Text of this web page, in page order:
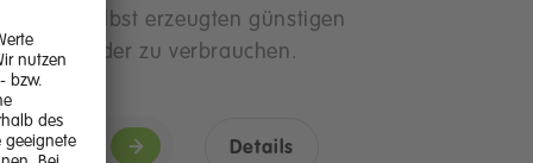
selbst erzeugten günstigen
wieder zu verbrauchen.
Details